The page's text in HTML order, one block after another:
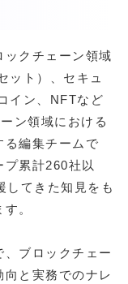
クチェーン領域
ット）、セキュ
イン、NFTなど
ン領域における
る編集チームで
累計260社以
してきた知見をも
。
ブロックチェー
と実務でのナレ